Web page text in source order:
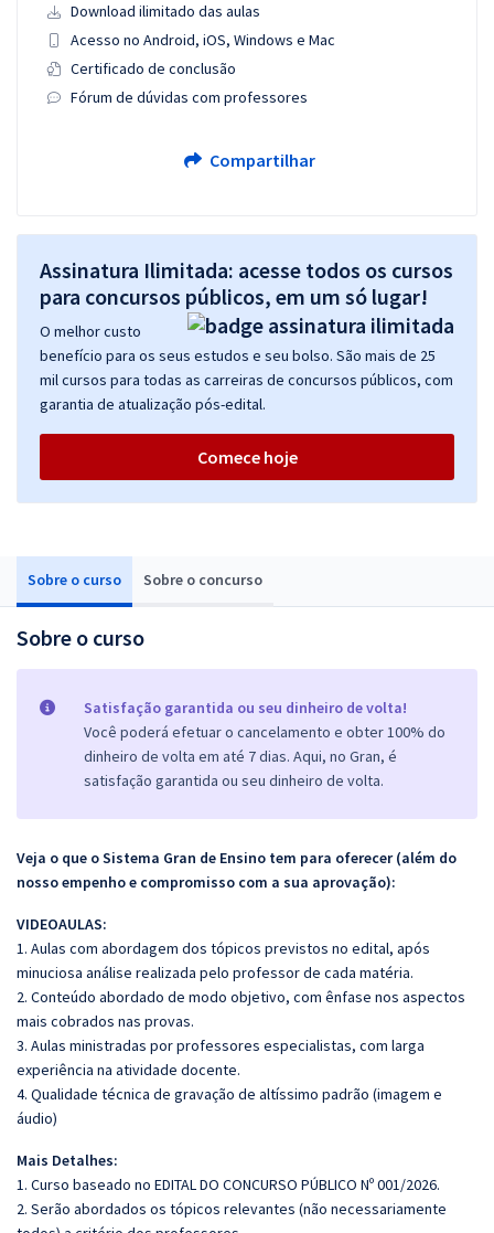
Sobre o curso Sobre o concurso
Sobre o curso
Satisfação garantida ou seu dinheiro de volta!
Você poderá efetuar o cancelamento e obter 100% do
dinheiro de volta em até 7 dias. Aqui, no Gran, é
satisfação garantida ou seu dinheiro de volta.
Veja o que o Sistema Gran de Ensino tem para oferecer (além do
nosso empenho e compromisso com a sua aprovação):
VIDEOAULAS:
1. Aulas com abordagem dos tópicos previstos no edital, após
minuciosa análise realizada pelo professor de cada matéria.
2. Conteúdo abordado de modo objetivo, com ênfase nos aspectos
mais cobrados nas provas.
3. Aulas ministradas por professores especialistas, com larga
experiência na atividade docente.
4. Qualidade técnica de gravação de altíssimo padrão (imagem e
áudio)
Mais Detalhes:
1. Curso baseado no EDITAL DO CONCURSO PÚBLICO Nº 001/2026.
2. Serão abordados os tópicos relevantes (não necessariamente
Download ilimitado das aulas
Acesso no Android, iOS, Windows e Mac
Certificado de conclusão
Fórum de dúvidas com professores
Compartilhar
Assinatura Ilimitada: acesse todos os cursos
para concursos públicos, em um só lugar!
O melhor custo
benefício para os seus estudos e seu bolso. São mais de 25
mil cursos para todas as carreiras de concursos públicos, com
garantia de atualização pós-edital.
Comece hoje